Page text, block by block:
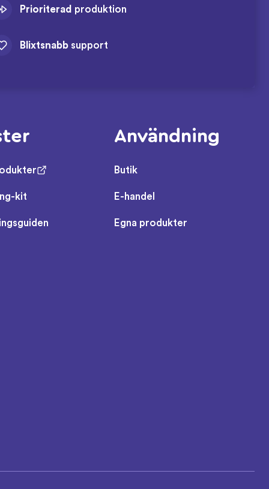
Prioriterad produktion
Blixtsnabbsupport
kit
Användning
Butik
E-handel
Egna produkter